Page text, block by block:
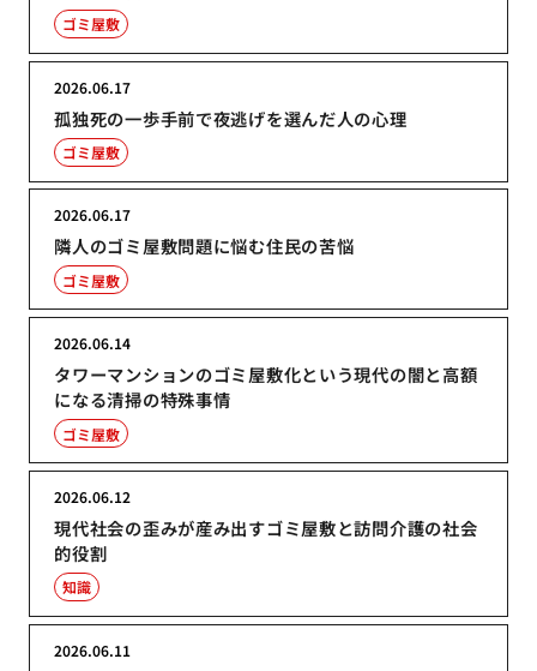
ゴミ屋敷
孤独死の一歩手前で夜逃げを選んだ人の心理
2026.06.17
ゴミ屋敷
隣人のゴミ屋敷問題に悩む住民の苦悩
2026.06.17
ゴミ屋敷
タワーマンションのゴミ屋敷化という現代の闇と高額
になる清掃の特殊事情
2026.06.14
ゴミ屋敷
現代社会の歪みが産み出すゴミ屋敷と訪問介護の社会
的役割
2026.06.12
知識
2026.06.11